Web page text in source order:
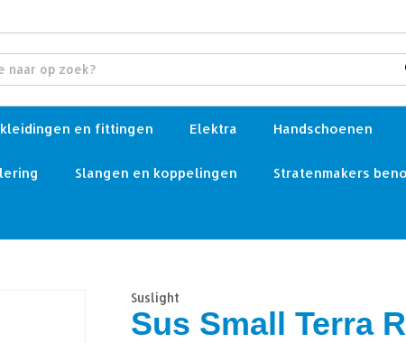
en fittingen Elektra Handschoenen
Slangen en koppelingen Stratenmakers
Suslight
Sus Small Terra